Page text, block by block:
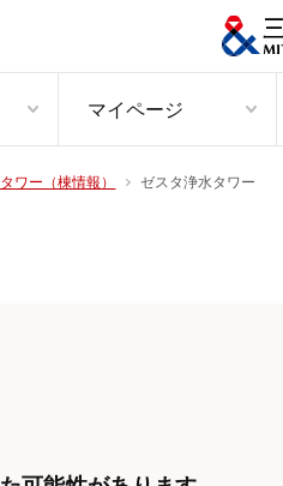
マイページ
ワー（棟情報） ゼスタ浄水タワー